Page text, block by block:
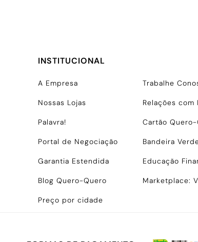
INSTITUCIONAL
A Empresa Trabalhe
Nossas Lojas Relações
Palavra! Cartão
Portal de Negociação Bandeira
Garantia Estendida Educação
Blog Quero-Quero Marketplace:
Preço por cidade